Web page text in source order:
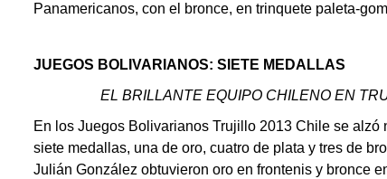
Panamericanos, con el bronce, en trinquete paleta-
JUEGOS BOLIVARIANOS: SIETE MEDALLAS
EL BRILLANTE EQUIPO CHILENO EN
En los Juegos Bolivarianos Trujillo 2013 Chile se alzó
siete medallas, una de oro, cuatro de plata y tres de
Julián González obtuvieron oro en frontenis y bronce